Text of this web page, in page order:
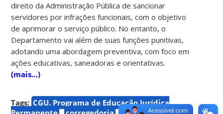
direito da Administração Pública de sancionar
servidores por infrações funcionais, com o objetivo
de aprimorar o serviço público. No entanto, o
Departamento vai além de suas funções punitivas,
adotando uma abordagem preventiva, com foco em
ações educativas, saneadoras e orientativas.
(mais…)
Tags: CGU. Programa de Educação Jurídica